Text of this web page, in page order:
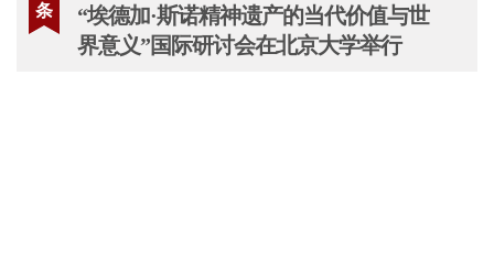
条
“埃德加·斯诺精神遗产的当代价值与世
界意义”国际研讨会在北京大学举行